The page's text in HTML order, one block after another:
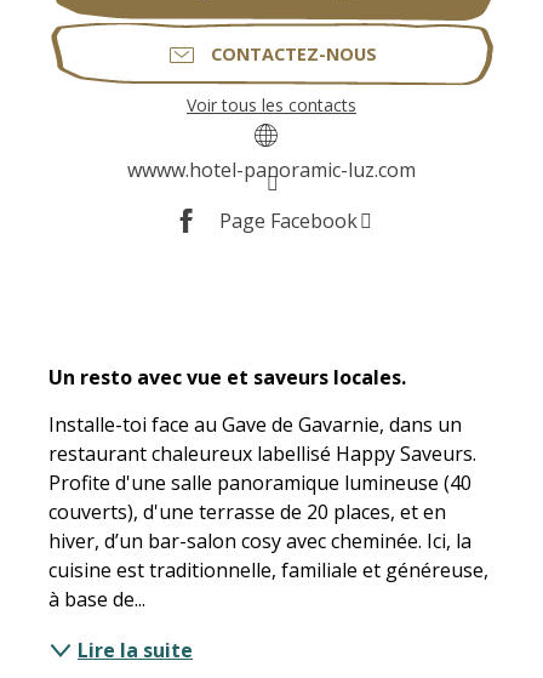
CONTACTEZ-NOUS
Voir tous les contacts
wwww.hotel-panoramic-luz.com
Page Facebook
Un resto avec vue et saveurs locales.
Installe-toi face au Gave de Gavarnie, dans un
restaurant chaleureux labellisé Happy Saveurs.
Profite d'une salle panoramique lumineuse (40
couverts), d'une terrasse de 20 places, et en
hiver, d’un bar-salon cosy avec cheminée. Ici, la
cuisine est traditionnelle, familiale et généreuse,
à base de...
Lire la suite